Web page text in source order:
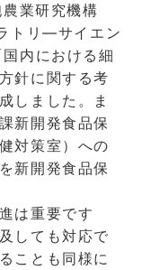
業研究機構
トリ―サイエン
内における細
針に関する考
しました。ま
新開発食品保
対策室）への
新開発食品保
は重要です
しても対応で
ことも同様に